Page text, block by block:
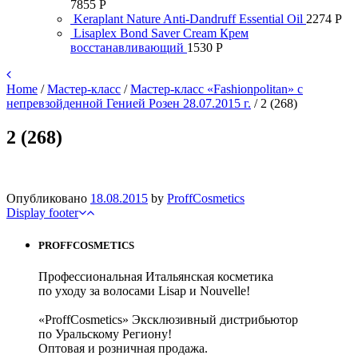
7855 Р
Keraplant Nature Anti-Dandruff Essential Oil 2274 Р
Lisaplex Bond Saver Cream Крем
восстанавливающий 1530 Р
Home /Мастер-класс /Мастер-класс «Fashionpolitan» с
непревзойденной Генией Розен 28.07.2015 г. / 2 (268)
2 (268)
Опубликовано 18.08.2015 by ProffCosmetics
Display footer
PROFFCOSMETICS
Профессиональная Итальянская косметика
по уходу за волосами Lisap и Nouvelle!
«ProffCosmetics» Эксклюзивный дистрибьютор
по Уральскому Региону!
Оптовая и розничная продажа.